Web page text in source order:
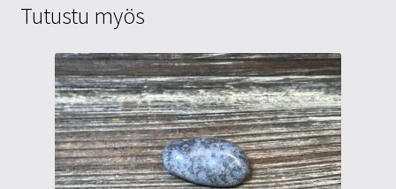
Tutustu myös